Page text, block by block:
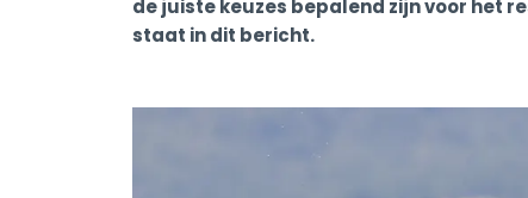
de juiste keuzes bepalend zijn voor het
staat in dit bericht.